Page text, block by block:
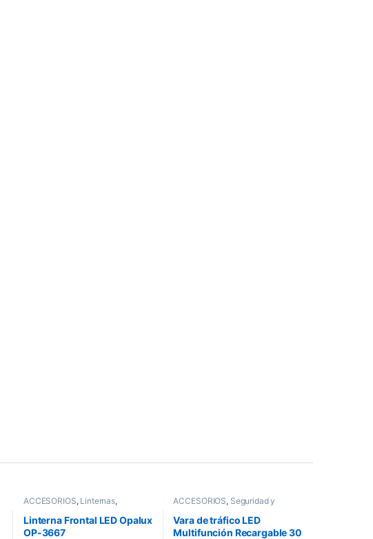
ACCESORIOS, Linternas,
Orientación y Supervivencia
Linterna Frontal LED Opalux
OP-3667
ACCESORIOS, Seguridad y
Vara luminosa
Vara de tráfico LED
Multifunción Recargable 30